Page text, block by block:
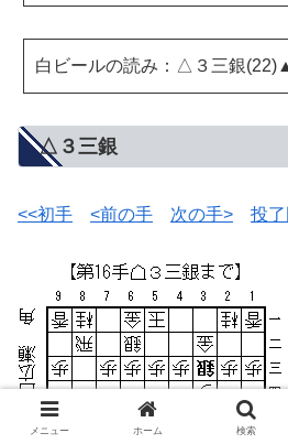
白ビールの読み：△３三銀
△３三銀
<<初手 <前の手 次の手> 投
メニュー ホーム 検索